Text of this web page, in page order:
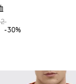
-30%